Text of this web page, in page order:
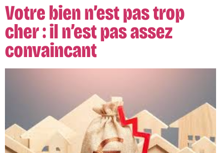
Votre bien n’est pas trop
cher : il n’est pas assez
convaincant